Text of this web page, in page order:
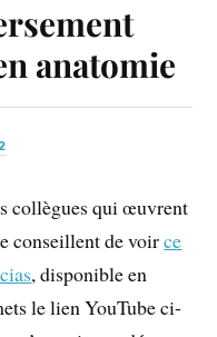
anatomie
collègues qui œuvrent
conseillent de voirce
, disponible en
le lien YouTube ci-